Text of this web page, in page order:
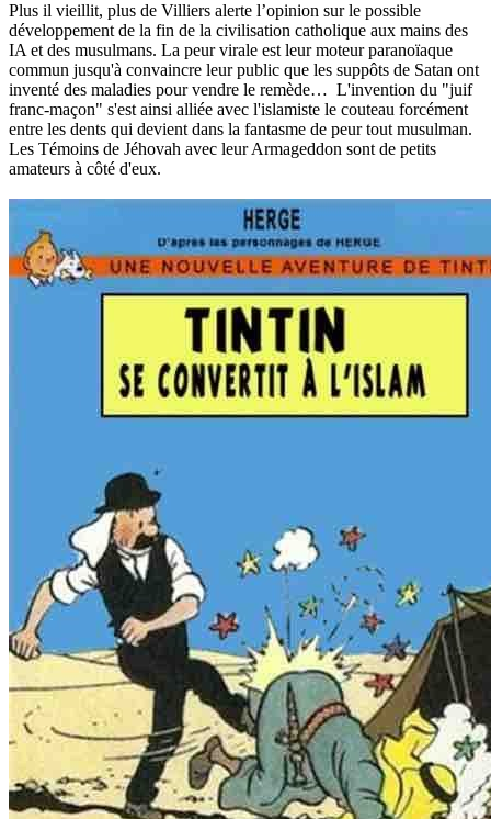
Plus il vieillit, plus de Villiers alerte l’opinion sur le possible
développement de la fin de la civilisation catholique aux mains des
IA et des musulmans. La peur virale est leur moteur paranoïaque
commun jusqu'à convaincre leur public que les suppôts de Satan ont
inventé des maladies pour vendre le remède… L'invention du "juif
franc-maçon" s'est ainsi alliée avec l'islamiste le couteau forcément
entre les dents qui devient dans la fantasme de peur tout musulman.
Les Témoins de Jéhovah avec leur Armageddon sont de petits
amateurs à côté d'eux.